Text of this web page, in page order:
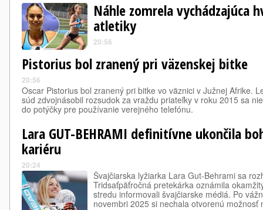
Náhle zomrela vychádzajúca
atletiky
20:56
Pistorius bol zranený pri väzenskej bitke
20:56
Oscar Pistorius bol zranený pri bitke vo väznici v Južnej Afrike.
súd zdvojnásobil rozsudok za vraždu priateľky v roku 2015 sa
do potýčky pre používanie verejného telefónu.
Lara GUT-BEHRAMI definitívne ukončila
kariéru
20:24
Švajčiarska lyžiarka Lara Gut-Behrami sa
Tridsaťpäťročná pretekárka oznámila
stredu informovali švajčiarske médiá. Po
novembri 2025 si nechala otvorenú možnosť